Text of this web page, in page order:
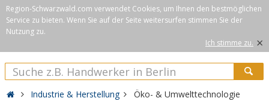
Region-Schwarzwald.com verwendet Cookies, um Ihnen den bestmöglichen
Service zu bieten. Wenn Sie auf der Seite weitersurfen stimmen Sie der
Nutzung zu.
Ich stimme zu. ×
Industrie & Herstellung Öko- & Umwelttechnologie